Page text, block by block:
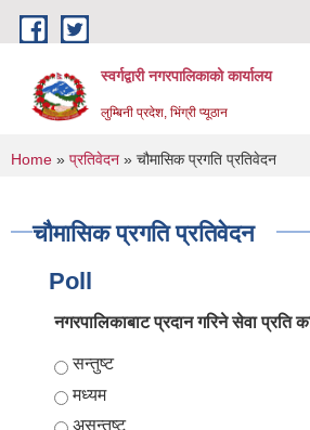
Skip to main content
स्वर्गद्वारी नगरपालिकाको कार्यालय
लुम्बिनी प्रदेश, भिंग्री प्यूठान
You are here
Home » प्रतिवेदन » चौमासिक प्रगति प्रतिवेदन
चौमासिक प्रगति प्रतिवेदन
Poll
नगरपालिकाबाट प्रदान गरिने सेवा प्रति
Choices
सन्तुष्ट
मध्यम
असन्तुष्ट